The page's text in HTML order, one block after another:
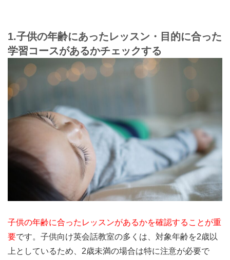
1.子供の年齢にあったレッスン・目的に合った
学習コースがあるかチェックする
子供の年齢に合ったレッスンがあるかを確認することが重
要です。子供向け英会話教室の多くは、対象年齢を2歳以
上としているため、2歳未満の場合は特に注意が必要で